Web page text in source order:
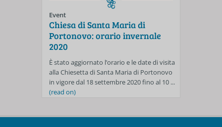
Event
Chiesa di Santa Maria di
Portonovo: orario invernale
2020
È stato aggiornato l’orario e le date di visita
alla Chiesetta di Santa Maria di Portonovo
in vigore dal 18 settembre 2020 fino al 10 ...
(read on)